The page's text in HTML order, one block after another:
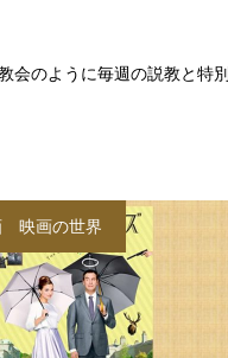
会のように毎週の説教と特
映画の世界